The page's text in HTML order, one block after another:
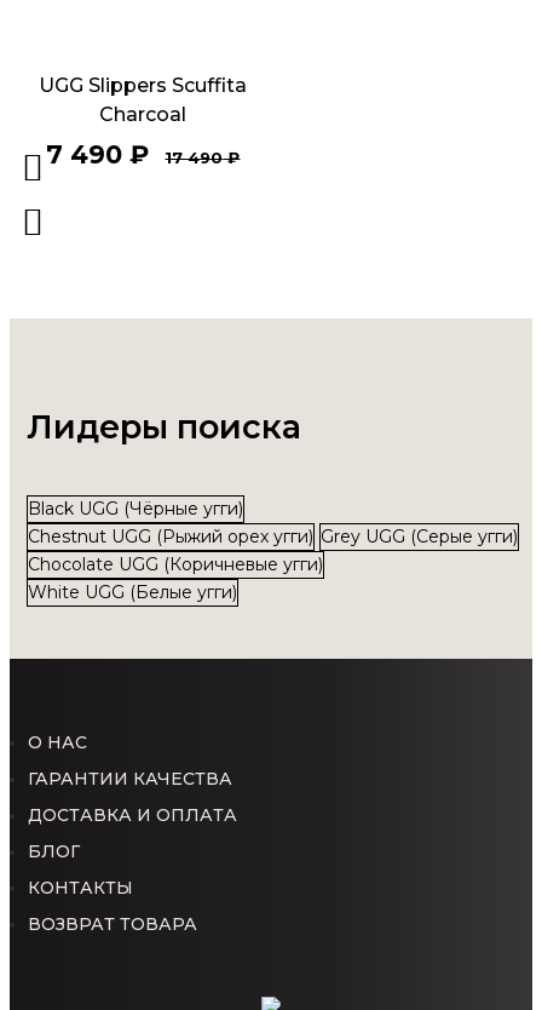
UGG Slippers Scuffita
Charcoal
7 490 ₽ 17 490₽
Лидеры поиска
Black UGG (Чёрные угги)
Chestnut UGG (Рыжий орех угги) Grey UGG (Серые угги)
Chocolate UGG (Коричневые угги)
White UGG (Белые угги)
О НАС
ГАРАНТИИ КАЧЕСТВА
ДОСТАВКА И ОПЛАТА
БЛОГ
КОНТАКТЫ
ВОЗВРАТ ТОВАРА